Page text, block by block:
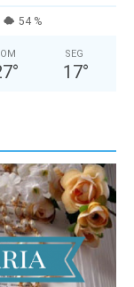
54 %
°
SEG
17°